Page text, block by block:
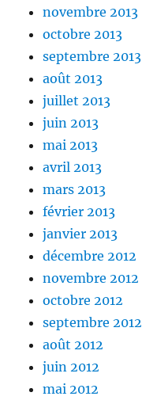
novembre 2013
octobre 2013
septembre 2013
août 2013
juillet 2013
juin 2013
mai 2013
avril 2013
mars 2013
février 2013
janvier 2013
décembre 2012
novembre 2012
octobre 2012
septembre 2012
août 2012
juin 2012
mai 2012